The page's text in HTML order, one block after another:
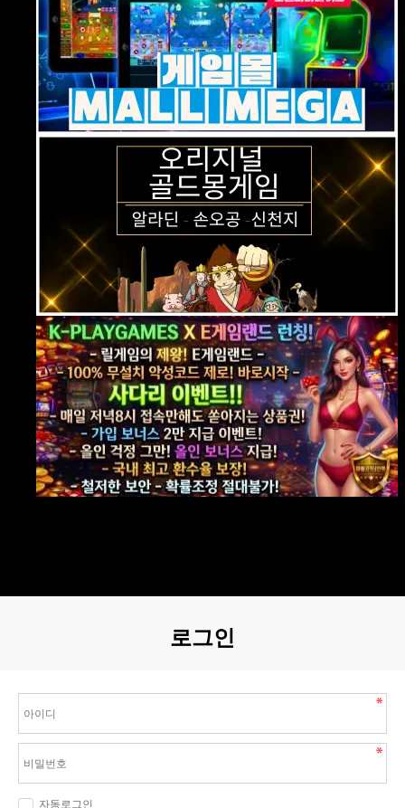
로그인
자동로그인